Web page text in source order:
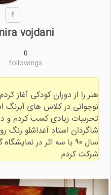
vojdani
0
followings
هنر را از دوران کودکی آغاز
نوجوانی در کلاس های آبرنگ
تجربیات زیادی کسب کردم و
شاگردان استاد آغداشلو رنگ
سال ۹۰ با سه اثر در
شرکت کردم